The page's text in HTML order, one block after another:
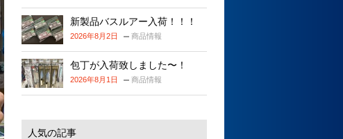
新製品バスルアー入荷！！！
2026年8月2日 商品情報
包丁が入荷致しました〜！
2026年8月1日 商品情報
人気の記事